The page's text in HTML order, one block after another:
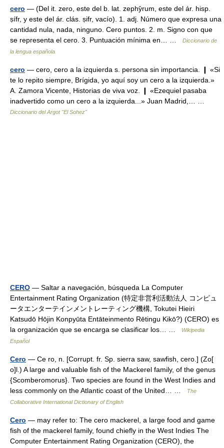
cero — (Del it. zero, este del b. lat. zephy̆rum, este del ár. hisp.
ṣífr, y este del ár. clás. ṣifr, vacío). 1. adj. Número que expresa una
cantidad nula, nada, ninguno. Cero puntos. 2. m. Signo con que
se representa el cero. 3. Puntuación mínima en… …
Diccionario de
la lengua española
cero — cero, cero a la izquierda s. persona sin importancia. ❙ «Si
te lo repito siempre, Brígida, yo aquí soy un cero a la izquierda.»
A. Zamora Vicente, Historias de viva voz. ❙ «Ezequiel pasaba
inadvertido como un cero a la izquierda...» Juan Madrid,… …
Diccionario del Argot "El Sohez"
CERO — Saltar a navegación, búsqueda La Computer
Entertainment Rating Organization (特定非営利活動法人 コンピュ
ータエンターテインメントレーティング機構, Tokutei Hieiri
Katsudō Hōjin Konpyūta Entāteinmento Rētingu Kikō?) (CERO) es
la organización que se encarga se clasificar los… …
Wikipedia
Español
Cero — Ce ro, n. [Corrupt. fr. Sp. sierra saw, sawfish, cero.] (Zo[
o]l.) A large and valuable fish of the Mackerel family, of the genus
{Scomberomorus}. Two species are found in the West Indies and
less commonly on the Atlantic coast of the United… …
The
Collaborative International Dictionary of English
Cero — may refer to: The cero mackerel, a large food and game
fish of the mackerel family, found chiefly in the West Indies The
Computer Entertainment Rating Organization (CERO), the